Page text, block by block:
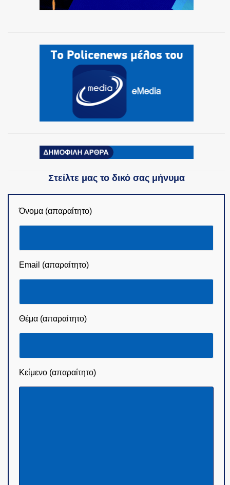
Στείλτε μας το δικό σας μήνυμα
Όνομα (απαραίτητο)
Email (απαραίτητο)
Θέμα (απαραίτητο)
Κείμενο (απαραίτητο)